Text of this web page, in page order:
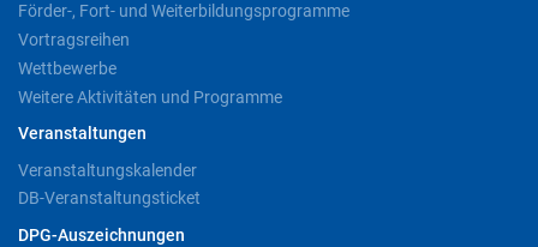
Förder-, Fort- und Weiterbildungsprogramme
Vortragsreihen
Wettbewerbe
Weitere Aktivitäten und Programme
Veranstaltungen
Veranstaltungskalender
DB-Veranstaltungsticket
DPG-Auszeichnungen